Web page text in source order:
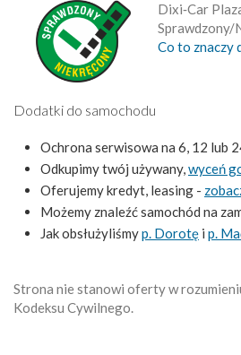
Dixi‑Car
Sprawdzony/
Co to znaczy
Dodatki do samochodu
Ochrona serwisowa na 6, 12 lub
Odkupimy twój używany,wyceń
Oferujemy kredyt, leasing -
Możemy znaleźć samochód na
Jak obsłużyliśmyp. Dorotę i p.
Strona nie stanowi oferty w
Kodeksu Cywilnego.